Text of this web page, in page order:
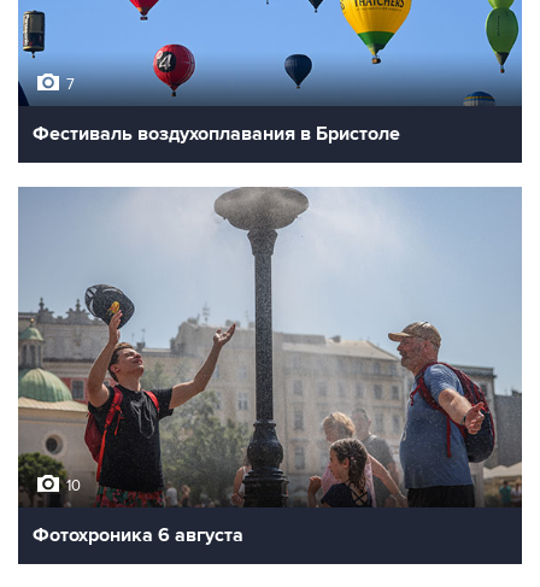
7
Фестиваль воздухоплавания в Бристоле
10
Фотохроника 6 августа